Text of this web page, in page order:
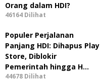
Orang dalam HDI?
46164 Dilihat
Populer Perjalanan
Panjang HDI: Dihapus Play
Store, Diblokir
Pemerintah hingga H…
44678 Dilihat